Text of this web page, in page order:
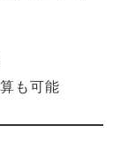
も可能